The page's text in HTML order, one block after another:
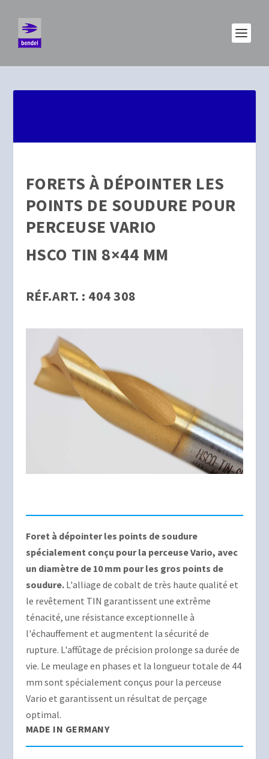
FORETS À DÉPOINTER LES
POINTS DE SOUDURE POUR
PERCEUSE VARIO
HSCO TIN 8×44 MM
RÉF.ART. : 404 308
Foret à dépointer les points de soudure
spécialement conçu pour la perceuse Vario, avec
un diamètre de 10 mm pour les gros points de
soudure.L'alliage de cobalt de très haute qualité et
le revêtement TIN garantissent une extrême
ténacité, une résistance exceptionnelle à
l'échauffement et augmentent la sécurité de
rupture. L'affûtage de précision prolonge sa durée de
vie. Le meulage en phases et la longueur totale de 44
mm sont spécialement conçus pour la perceuse
Vario et garantissent un résultat de perçage
optimal.
MADE IN GERMANY